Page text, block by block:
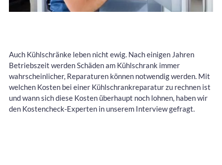
Auch Kühlschränke leben nicht ewig. Nach einigen Jahren
Betriebszeit werden Schäden am Kühlschrank immer
wahrscheinlicher, Reparaturen können notwendig werden. Mit
welchen Kosten bei einer Kühlschrankreparatur zu rechnen ist
und wann sich diese Kosten überhaupt noch lohnen, haben wir
den Kostencheck-Experten in unserem Interview gefragt.